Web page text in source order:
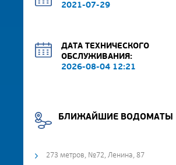
2021-07-29
ДАТА ТЕХНИЧЕСКОГО
ОБСЛУЖИВАНИЯ:
2026-08-04 12:21
БЛИЖАЙШИЕ ВОДОМАТЫ
273 метров, №72, Ленина, 87